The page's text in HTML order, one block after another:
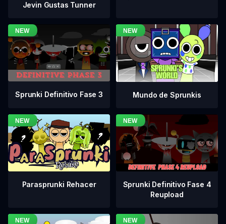
Jevin Gustas Tunner
Sprunki Definitivo Fase 3 Mundo de Sprunkis
Parasprunki Rehacer
Sprunki Definitivo Fase 4
Reupload